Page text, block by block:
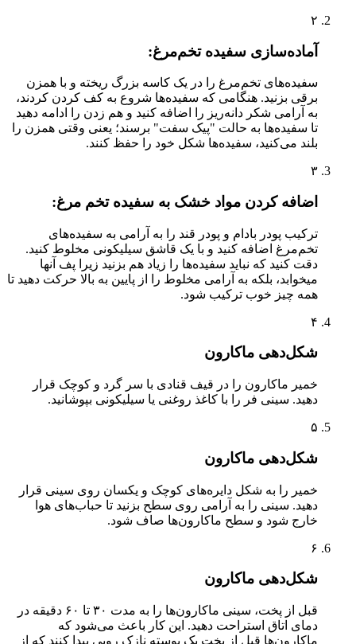
آماده‌سازی سفیده تخم‌مرغ:
سفیده‌های تخم‌مرغ را در یک کاسه بزرگ ریخته و با همزن
برقی بزنید. هنگامی که سفیده‌ها شروع به کف کردن کردند،
به آرامی شکر دانه‌ریز را اضافه کنید و هم زدن را ادامه دهید
تا سفیده‌ها به حالت "پیک سفت" برسند؛ یعنی وقتی همزن را
بلند می‌کنید، سفیده‌ها شکل خود را حفظ کنند.
اضافه کردن مواد خشک به سفیده تخم مرغ:
ترکیب پودر بادام و پودر قند را به آرامی به سفیده‌های
تخم‌مرغ اضافه کنید و با یک قاشق سیلیکونی مخلوط کنید.
دقت کنید که نباید سفیده‌ها را زیاد هم بزنید زیرا پف آنها
میخوابد، بلکه به آرامی مخلوط را از پایین به بالا حرکت دهید تا
همه چیز خوب ترکیب شود.
شکل‌دهی ماکارون
خمیر ماکارون را در قیف قنادی با سر گرد و کوچک قرار
دهید. سینی فر را با کاغذ روغنی یا سیلیکونی بپوشانید.
شکل‌دهی ماکارون
خمیر را به شکل دایره‌های کوچک و یکسان روی سینی قرار
دهید. سینی را به آرامی روی سطح بزنید تا حباب‌های هوا
خارج شود و سطح ماکارون‌ها صاف شود.
شکل‌دهی ماکارون
قبل از پخت، سینی ماکارون‌ها را به مدت ۳۰ تا ۶۰ دقیقه در
دمای اتاق استراحت دهید. این کار باعث می‌شود که
ماکارون‌ها قبل از پخت یک پوسته نازک رویی پیدا کنند که از